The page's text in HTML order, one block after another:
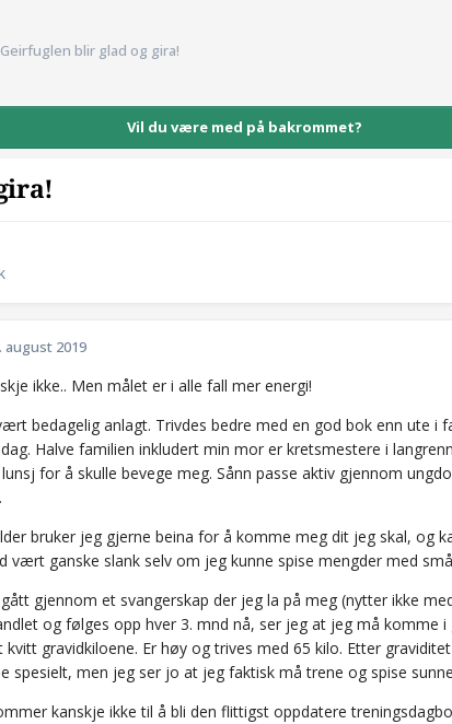
Geirfuglen blir glad og gira!
Vil du være med på bakrommet?
august 2019
ikke.. Men målet er i alle fall mer energi!
bedagelig anlagt. Trivdes bedre med en god bok enn ute i
Halve familien inkludert min mor er kretsmestere i
for å skulle bevege meg. Sånn passe aktiv gjennom
bruker jeg gjerne beina for å komme meg dit jeg skal, og
vært ganske slank selv om jeg kunne spise mengder med
gjennom et svangerskap der jeg la på meg (nytter ikke
og følges opp hver 3. mnd nå, ser jeg at jeg må komme
kvitt gravidkiloene. Er høy og trives med 65 kilo. Etter
spesielt, men jeg ser jo at jeg faktisk må trene og spise
kanskje ikke til å bli den flittigst oppdatere